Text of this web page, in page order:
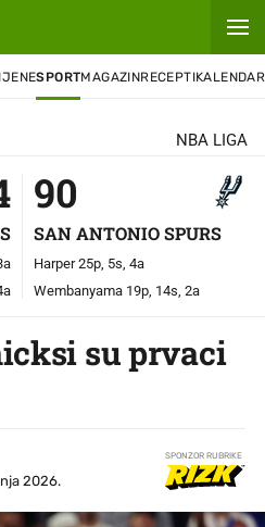
SPORTMAGAZINRECEPTIKALENDAR
NBA LIGA
90
SAN ANTONIO SPURS
Harper 25p, 5s, 4a
Wembanyama 19p, 14s, 2a
su prvaci
2026.
SPONZOR RUBRIKE